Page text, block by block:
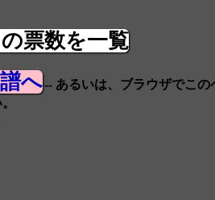
票数を一覧
へ-- あるいは、ブラウザでこ